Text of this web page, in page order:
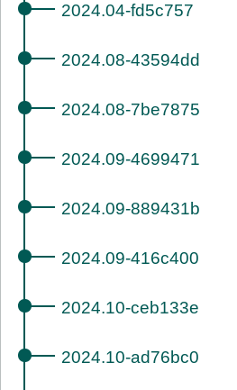
2024.04-fd5c757
2024.08-43594dd
2024.08-7be7875
2024.09-4699471
2024.09-889431b
2024.09-416c400
2024.10-ceb133e
2024.10-ad76bc0